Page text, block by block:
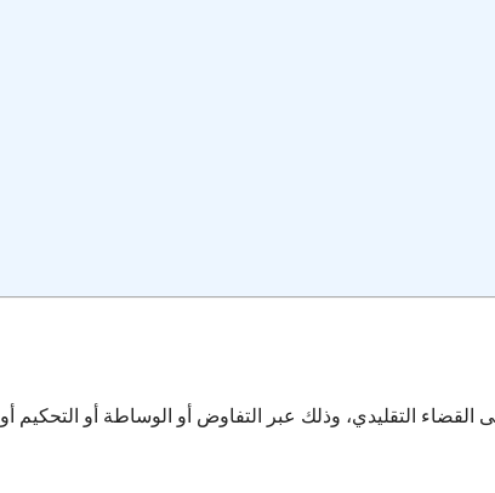
القضاء التقليدي، وذلك عبر التفاوض أو الوساطة أو التحكيم أو